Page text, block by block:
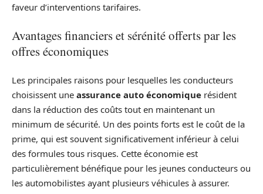
faveur d’interventions tarifaires.
Avantages financiers et sérénité offerts par les
offres économiques
Les principales raisons pour lesquelles les conducteurs
choisissent une assurance auto économique résident
dans la réduction des coûts tout en maintenant un
minimum de sécurité. Un des points forts est le coût de la
prime, qui est souvent significativement inférieur à celui
des formules tous risques. Cette économie est
particulièrement bénéfique pour les jeunes conducteurs ou
les automobilistes ayant plusieurs véhicules à assurer.